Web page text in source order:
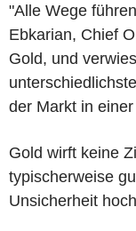
"Alle Wege
Ebkarian, Chief
Gold, und
der Markt in
Gold wirft keine
typischerweise
Unsicherheit